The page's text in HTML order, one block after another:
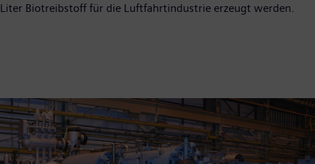
Liter Biotreibstoff für die Luftfahrtindustrie erzeugt werden.